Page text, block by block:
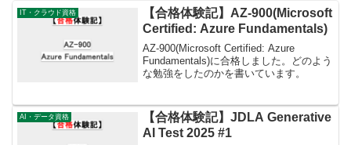
IT・クラウド資格
【合格体験記】AZ-900(Microsoft
Certified: Azure Fundamentals)
AZ-900(Microsoft Certified: Azure
Fundamentals)に合格しました。どのよう
な勉強をしたのかを書いています。
AI・データ資格
【合格体験記】JDLA Generative
AI Test 2025 #1